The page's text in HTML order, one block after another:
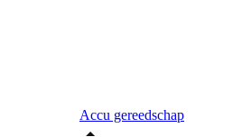
Accu gereedschap